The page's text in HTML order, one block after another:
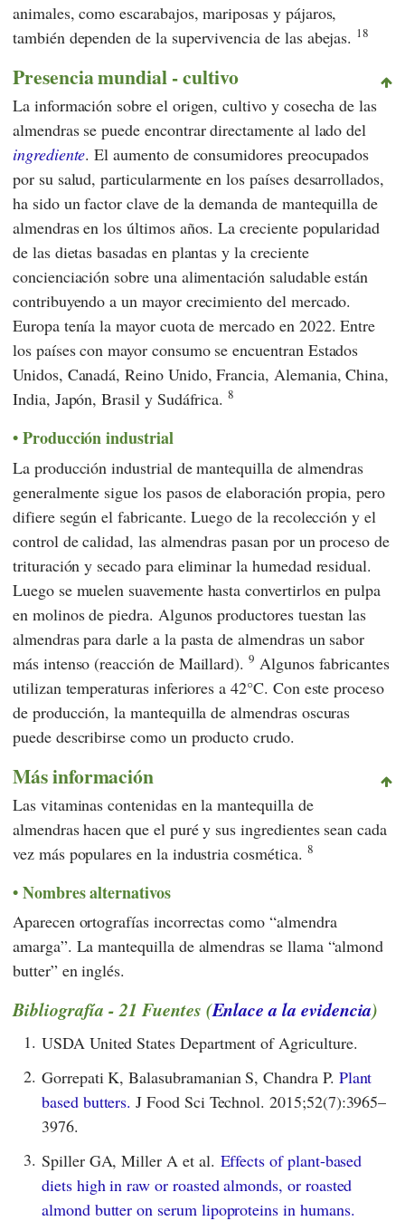
animales, como escarabajos, mariposas y pájaros,
también dependen de la supervivencia de las abejas. 18
Presencia mundial - cultivo
La información sobre el origen, cultivo y cosecha de las
almendras se puede encontrar directamente al lado del
ingrediente. El aumento de consumidores preocupados
por su salud, particularmente en los países desarrollados,
ha sido un factor clave de la demanda de mantequilla de
almendras en los últimos años. La creciente popularidad
de las dietas basadas en plantas y la creciente
concienciación sobre una alimentación saludable están
contribuyendo a un mayor crecimiento del mercado.
Europa tenía la mayor cuota de mercado en 2022. Entre
los países con mayor consumo se encuentran Estados
Unidos, Canadá, Reino Unido, Francia, Alemania, China,
India, Japón, Brasil y Sudáfrica.8
Producción industrial
La producción industrial de mantequilla de almendras
generalmente sigue los pasos de elaboración propia, pero
difiere según el fabricante. Luego de la recolección y el
control de calidad, las almendras pasan por un proceso de
trituración y secado para eliminar la humedad residual.
Luego se muelen suavemente hasta convertirlos en pulpa
en molinos de piedra. Algunos productores tuestan las
almendras para darle a la pasta de almendras un sabor
más intenso (reacción de Maillard).9 Algunos fabricantes
utilizan temperaturas inferiores a 42°C. Con este proceso
de producción, la mantequilla de almendras oscuras
puede describirse como un producto crudo.
Más información
Las vitaminas contenidas en la mantequilla de
almendras hacen que el puré y sus ingredientes sean cada
vez más populares en la industria cosmética. 8
Nombres alternativos
Aparecen ortografías incorrectas como “almendra
amarga”. La mantequilla de almendras se llama “almond
butter” en inglés.
Bibliografía - 21 Fuentes (Enlace a la evidencia)
1. USDA United States Department of Agriculture.
2. Gorrepati K, Balasubramanian S, Chandra P. Plant
based butters. J Food Sci Technol. 2015;52(7):3965–
3976.
3. Spiller GA, Miller A et al. Effects of plant-based
diets high in raw or roasted almonds, or roasted
almond butter on serum lipoproteins in humans.